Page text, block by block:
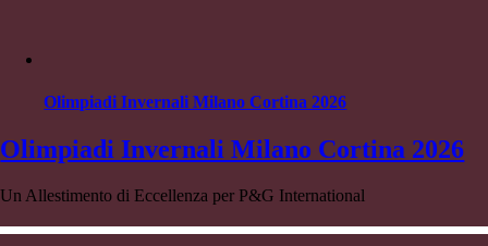
Olimpiadi Invernali Milano Cortina 2026
Olimpiadi Invernali Milano Cortina 2026
Un Allestimento di Eccellenza per P&G International